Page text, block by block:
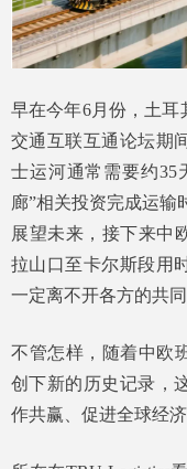
早在今年6月份，土
交通互联互通论坛期
士运河通常需要约35
廊”相关投资完成运输
展望未来，接下来中
拉山口至卡尔斯段用
一定离不开各方的共同
不管怎样，随着中欧
创下新的历史记录，
作共赢、促进全球经